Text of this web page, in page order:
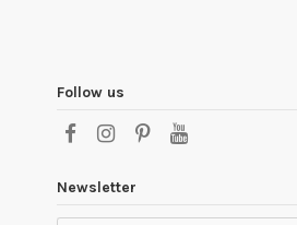
Follow us
Newsletter